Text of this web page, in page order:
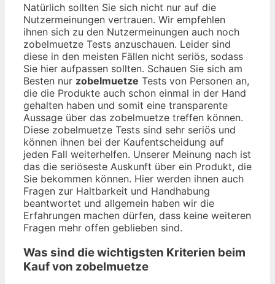
Natürlich sollten Sie sich nicht nur auf die
Nutzermeinungen vertrauen. Wir empfehlen
ihnen sich zu den Nutzermeinungen auch noch
zobelmuetze Tests anzuschauen. Leider sind
diese in den meisten Fällen nicht seriös, sodass
Sie hier aufpassen sollten. Schauen Sie sich am
Besten nur zobelmuetze Tests von Personen an,
die die Produkte auch schon einmal in der Hand
gehalten haben und somit eine transparente
Aussage über das zobelmuetze treffen können.
Diese zobelmuetze Tests sind sehr seriös und
können ihnen bei der Kaufentscheidung auf
jeden Fall weiterhelfen. Unserer Meinung nach ist
das die seriöseste Auskunft über ein Produkt, die
Sie bekommen können. Hier werden ihnen auch
Fragen zur Haltbarkeit und Handhabung
beantwortet und allgemein haben wir die
Erfahrungen machen dürfen, dass keine weiteren
Fragen mehr offen geblieben sind.
Was sind die wichtigsten Kriterien beim
Kauf von zobelmuetze